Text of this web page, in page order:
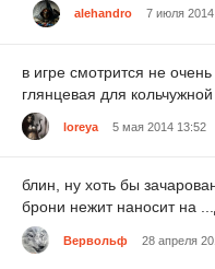
alehandro 7 июля
в игре смотрится не
глянцевая для
loreya 5 мая 2014 13:52
блин, ну хоть бы
брони нежит наносит на
Вервольф 28 апреля